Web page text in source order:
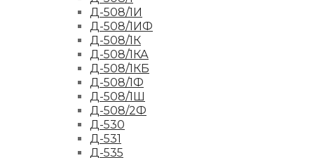
Д-508/1И
Д-508/1ИФ
Д-508/1К
Д-508/1КА
Д-508/1КБ
Д-508/1Ф
Д-508/1Ш
Д-508/2Ф
Д-530
Д-531
Д-535